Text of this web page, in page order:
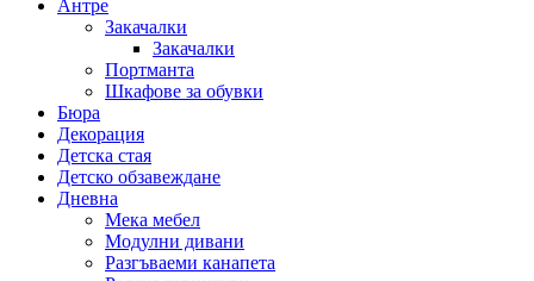
Антре
Закачалки
Закачалки
Портманта
Шкафове за обувки
Бюра
Декорация
Детска стая
Детско обзавеждане
Дневна
Мека мебел
Модулни дивани
Разгъваеми канапета